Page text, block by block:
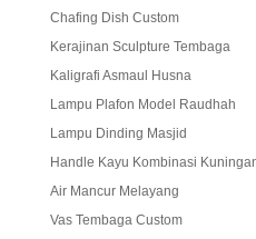
Chafing Dish Custom
Kerajinan Sculpture Tembaga
Kaligrafi Asmaul Husna
Lampu Plafon Model Raudhah
Lampu Dinding Masjid
Handle Kayu Kombinasi
Air Mancur Melayang
Vas Tembaga Custom